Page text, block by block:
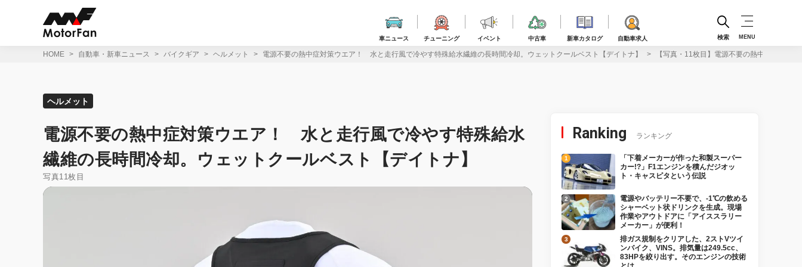
車ニュース チューニング イベント 中古車 新車カタログ 自動車求人 検索 MENU
HOME 自動車・新車ニュース バイクギア ヘルメット 電源不要の熱中症対策ウエア！ 水と走行風で冷やす特殊給水繊維の長時間冷却。ウェットクールベスト【デイトナ】 【写真・11枚目】電源不要の熱中症対策ウ
ヘルメット
電源不要の熱中症対策ウエア！ 水と走行風で冷やす特殊給水
繊維の長時間冷却。ウェットクールベスト【デイトナ】
写真11枚目
Ranking ランキング
「下着メーカーが作った和製スーパー
カー!?」F1エンジンを積んだジオッ
ト・キャスピタという伝説
電源やバッテリー不要で、-1℃の飲める
シャーベット状ドリンクを生成。現場
作業やアウトドアに「アイススラリー
メーカー」が便利！
排ガス規制をクリアした、2ストVツイ
ンバイク、VINS。排気量は249.5cc、
83HPを絞り出す。そのエンジンの技術